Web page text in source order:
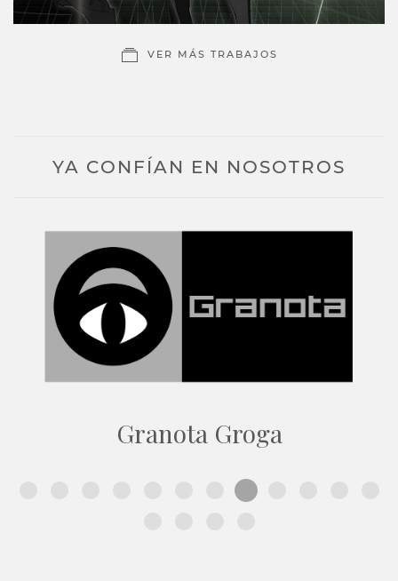
VER MÁS TRABAJOS
YA CONFÍAN EN NOSOTROS
Granota Groga